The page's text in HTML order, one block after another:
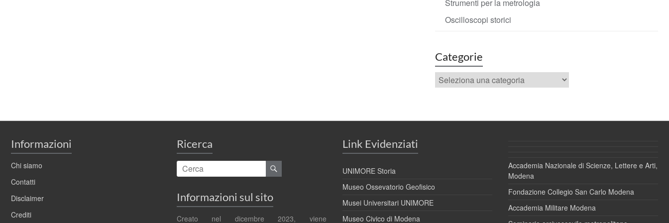
Strumenti per la metrologia
Oscilloscopi storici
Categorie
Categorie
Informazioni
Chi siamo
Contatti
Disclaimer
Crediti
Ricerca
Informazioni sul sito
Creato nel dicembre 2023, viene
Link Evidenziati
UNIMORE Storia
Museo Ossevatorio Geofisico
Musei Universitari UNIMORE
Museo Civico di Modena
Accademia Nazionale di Scienze, Lettere e Arti,
Modena
Fondazione Collegio San Carlo Modena
Accademia Militare Modena